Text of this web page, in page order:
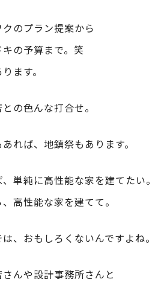
クのプラン提案から
キの予算まで。笑
ます。
の色んな打合せ。
れば、地鎮祭もあります。
単純に高性能な家を建てたい。
高性能な家を建てて。
、おもしろくないんですよね。
んや設計事務所さんと